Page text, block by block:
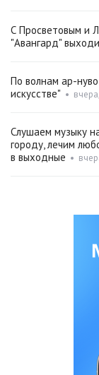
С Просветовым и
"Авангард"
По волнам ар-
искусстве" •
Слушаем музыку
городу, лечим
в выходные •